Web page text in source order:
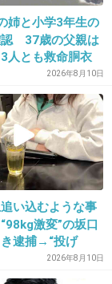
-1
46の仲間入
姉と小学3年生の
認 37歳の父親は
とも救命胴衣
と判明 新潟市の
場で海難事故
2026年8月10日
追い込むような事
激変”の坂口
逮捕→“投げ
絶縁”夜逃げの末
た“新生活拠点”
2026年8月10日